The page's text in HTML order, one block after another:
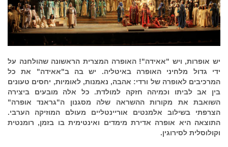
יש אופרות, ויש "אאידה"! האופרה המצרית הראשונה שהולחנה על
ידי גדול מלחיני האופרה באיטליה. יש בה ב"אאידה" את כל
המרכיבים לאופרה של ורדי: אהבה, נאמנות, לאומיות, יחסים טעונים
בין אב לביתו וכמיהה חזקה למולדת. כל אלה מובעים ביצירה
השואבת את מקורות ההשראה שלה מסגנון ה"גראנד אופרה"
הצרפתי בשילוב אלמנטים אוריינטליים מעולם המוזיקה הערבי.
התוצאה היא אופרה אדירת מימדים ואינטימית בו בזמן, רומנטית
וקולוסלית לסירוגין.